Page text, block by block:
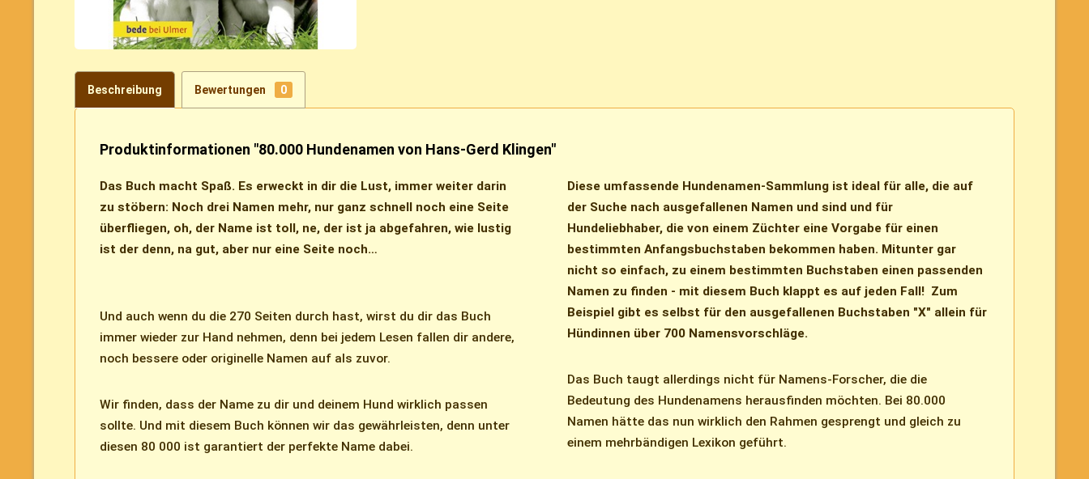
Beschreibung Bewertungen 0
Produktinformationen "80.000 Hundenamen von Hans-Gerd Klingen"
Das Buch macht Spaß. Es erweckt in dir die Lust, immer weiter darin
zu stöbern: Noch drei Namen mehr, nur ganz schnell noch eine Seite
überfliegen, oh, der Name ist toll, ne, der ist ja abgefahren, wie lustig
ist der denn, na gut, aber nur eine Seite noch…
Und auch wenn du die 270 Seiten durch hast, wirst du dir das Buch
immer wieder zur Hand nehmen, denn bei jedem Lesen fallen dir andere,
noch bessere oder originelle Namen auf als zuvor.
Wir finden, dass der Name zu dir und deinem Hund wirklich passen
sollte. Und mit diesem Buch können wir das gewährleisten, denn unter
diesen 80 000 ist garantiert der perfekte Name dabei.
Diese umfassende Hundenamen-Sammlung ist ideal für alle, die auf
der Suche nach ausgefallenen Namen und sind und für
Hundeliebhaber, die von einem Züchter eine Vorgabe für einen
bestimmten Anfangsbuchstaben bekommen haben. Mitunter gar
nicht so einfach, zu einem bestimmten Buchstaben einen passenden
Namen zu finden - mit diesem Buch klappt es auf jeden Fall! Zum
Beispiel gibt es selbst für den ausgefallenen Buchstaben "X" allein für
Hündinnen über 700 Namensvorschläge.
Das Buch taugt allerdings nicht für Namens-Forscher, die die
Bedeutung des Hundenamens herausfinden möchten. Bei 80.000
Namen hätte das nun wirklich den Rahmen gesprengt und gleich zu
einem mehrbändigen Lexikon geführt.